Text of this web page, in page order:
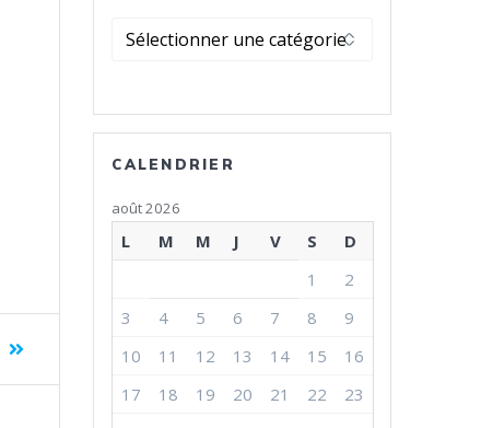
Catégories
CALENDRIER
août 2026
L M M J V S
D
1
2
3
4 5 6 7 8
9
10
11 12 13 14 15
16
17
18 19 20 21 22
23